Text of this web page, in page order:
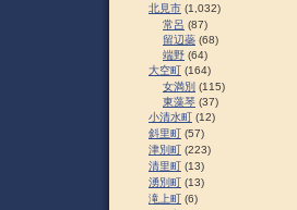
北見市 (1,032)
常呂 (87)
留辺蘂 (68)
端野 (64)
大空町 (164)
女満別 (115)
東藻琴 (37)
小清水町 (12)
斜里町 (57)
津別町 (223)
清里町 (13)
湧別町 (13)
滝上町 (6)